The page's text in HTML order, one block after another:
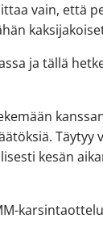
vain, että
ja tällä
Täytyy
kesän